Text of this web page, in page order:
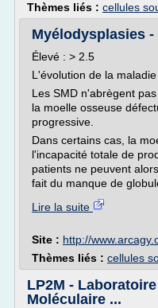
Thèmes liés : cellules
Myélodysplasies -
Élevé : > 2.5
L'évolution de la maladie
Les SMD n'abrègent
la moelle osseuse
progressive.
Dans certains cas, la
l'incapacité totale de
patients ne peuvent
fait du manque de
Lire la suite
Site : http://
Thèmes liés : cellules
LP2M -
Moléculaire ...